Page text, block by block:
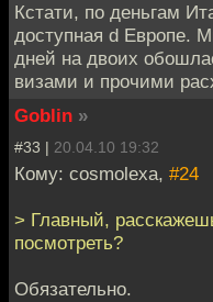
Кстати, по деньгам
доступная d Европе.
дней на двоих
визами и прочими
Goblin »
#33 | 20.04.10 19:32
Кому: cosmolexa, #24
> Главный,
посмотреть?
Обязательно.